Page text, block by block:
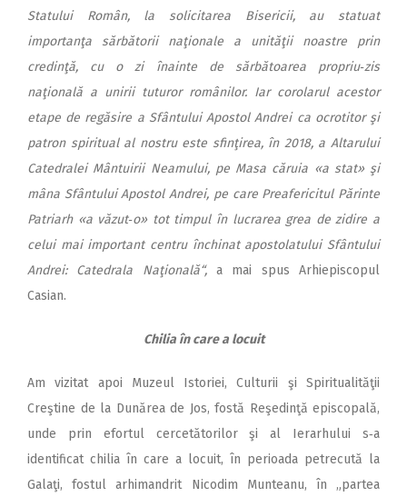
Statului Român, la solicitarea Bisericii, au statuat
importanţa sărbătorii naţionale a unităţii noastre prin
credinţă, cu o zi înainte de sărbătoarea propriu‑zis
naţională a unirii tuturor românilor. Iar corolarul acestor
etape de regăsire a Sfântului Apostol Andrei ca ocrotitor şi
patron spiritual al nostru este sfinţirea, în 2018, a Altarului
Catedralei Mântuirii Neamului, pe Masa căruia «a stat» şi
mâna Sfântului Apostol Andrei, pe care Preafericitul Părinte
Patriarh «a văzut‑o» tot timpul în lucrarea grea de zidire a
celui mai important centru închinat apostolatului Sfântului
Andrei: Catedrala Naţională“,a mai spus Arhiepis­copul
Casian.
Chilia în care a locuit
Am vizitat apoi Muzeul Istoriei, Culturii şi Spiritualităţii
Creştine de la Dunărea de Jos, fostă Reşedinţă episcopală,
unde prin efortul cercetătorilor şi al Ierarhului s‑a
identificat chilia în care a locuit, în perioada petrecută la
Galaţi, fostul arhimandrit Nicodim Munteanu, în „partea